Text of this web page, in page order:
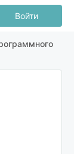
Войти